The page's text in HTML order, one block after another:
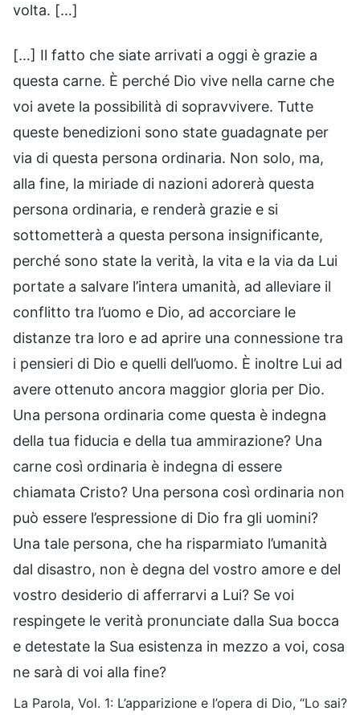
volta. […]
[…] Il fatto che siate arrivati a oggi è grazie a
questa carne. È perché Dio vive nella carne che
voi avete la possibilità di sopravvivere. Tutte
queste benedizioni sono state guadagnate per
via di questa persona ordinaria. Non solo, ma,
alla fine, la miriade di nazioni adorerà questa
persona ordinaria, e renderà grazie e si
sottometterà a questa persona insignificante,
perché sono state la verità, la vita e la via da Lui
portate a salvare l’intera umanità, ad alleviare il
conflitto tra l’uomo e Dio, ad accorciare le
distanze tra loro e ad aprire una connessione tra
i pensieri di Dio e quelli dell’uomo. È inoltre Lui ad
avere ottenuto ancora maggior gloria per Dio.
Una persona ordinaria come questa è indegna
della tua fiducia e della tua ammirazione? Una
carne così ordinaria è indegna di essere
chiamata Cristo? Una persona così ordinaria non
può essere l’espressione di Dio fra gli uomini?
Una tale persona, che ha risparmiato l’umanità
dal disastro, non è degna del vostro amore e del
vostro desiderio di afferrarvi a Lui? Se voi
respingete le verità pronunciate dalla Sua bocca
e detestate la Sua esistenza in mezzo a voi, cosa
ne sarà di voi alla fine?
La Parola, Vol. 1: L’apparizione e l’opera di Dio, “Lo sai?